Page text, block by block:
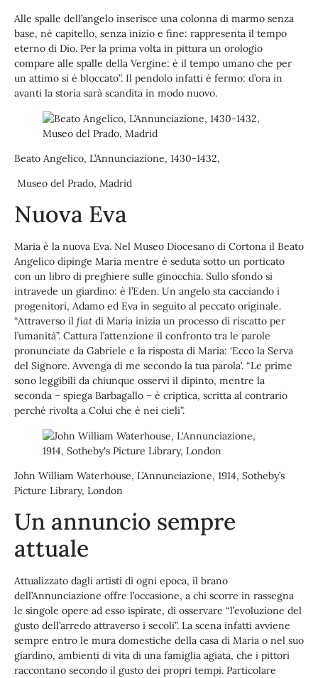
Alle spalle dell’angelo inserisce una colonna di marmo senza
base, né capitello, senza inizio e fine: rappresenta il tempo
eterno di Dio. Per la prima volta in pittura un orologio
compare alle spalle della Vergine: è il tempo umano che per
un attimo si è bloccato”. Il pendolo infatti è fermo: d’ora in
avanti la storia sarà scandita in modo nuovo.
Beato Angelico, L’Annunciazione, 1430-1432,
Museo del Prado, Madrid
Nuova Eva
Maria è la nuova Eva. Nel Museo Diocesano di Cortona il Beato
Angelico dipinge Maria mentre è seduta sotto un porticato
con un libro di preghiere sulle ginocchia. Sullo sfondo si
intravede un giardino: è l’Eden. Un angelo sta cacciando i
progenitori, Adamo ed Eva in seguito al peccato originale.
“Attraverso il fiat di Maria inizia un processo di riscatto per
l’umanità”. Cattura l’attenzione il confronto tra le parole
pronunciate da Gabriele e la risposta di Maria: ‘Ecco la Serva
del Signore. Avvenga di me secondo la tua parola’. “Le prime
sono leggibili da chiunque osservi il dipinto, mentre la
seconda – spiega Barbagallo – è criptica, scritta al contrario
perché rivolta a Colui che è nei cieli”.
John William Waterhouse, L’Annunciazione, 1914, Sotheby’s
Picture Library, London
Un annuncio sempre
attuale
Attualizzato dagli artisti di ogni epoca, il brano
dell’Annunciazione offre l’occasione, a chi scorre in rassegna
le singole opere ad esso ispirate, di osservare “l’evoluzione del
gusto dell’arredo attraverso i secoli”. La scena infatti avviene
sempre entro le mura domestiche della casa di Maria o nel suo
giardino, ambienti di vita di una famiglia agiata, che i pittori
raccontano secondo il gusto dei propri tempi. Particolare